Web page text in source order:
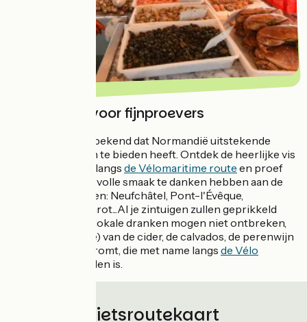
Normandië voor fijnproevers
Het is algemeen bekend dat Normandië uitstekende
streekproducten te bieden heeft. Ontdek de heerlijke vis
en schelpdieren langs de Vélomaritime route en proef
de kazen die hun volle smaak te danken hebben aan de
groene graslanden: Neufchâtel, Pont-l'Évêque,
Camembert, Livarot...Al je zintuigen zullen geprikkeld
worden! Ook de lokale dranken mogen niet ontbreken,
geniet (met mate) van de cider, de calvados, de perenwijn
AOP Poiré Donfromt, die met name langs de Vélo
te vinden is.
Fietsroutekaart